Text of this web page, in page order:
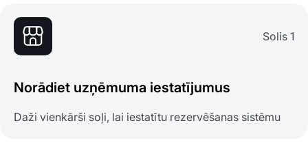
Solis 1
Norādiet uzņēmuma iestatījumus
Daži vienkārši soļi, lai iestatītu rezervēšanas sistēmu